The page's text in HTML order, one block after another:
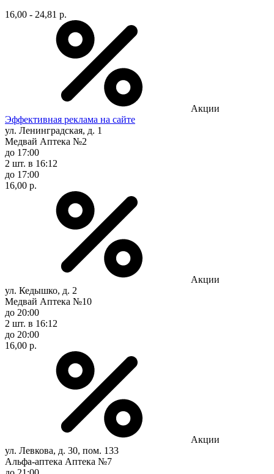
16,00 - 24,81 р.
Акции
Эффективная реклама на сайте
ул. Ленинградская, д. 1
Медвай Аптека №2
до 17:00
2 шт. в 16:12
до 17:00
16,00 р.
Акции
ул. Кедышко, д. 2
Медвай Аптека №10
до 20:00
2 шт. в 16:12
до 20:00
16,00 р.
Акции
ул. Левкова, д. 30, пом. 133
Альфа-аптека Аптека №7